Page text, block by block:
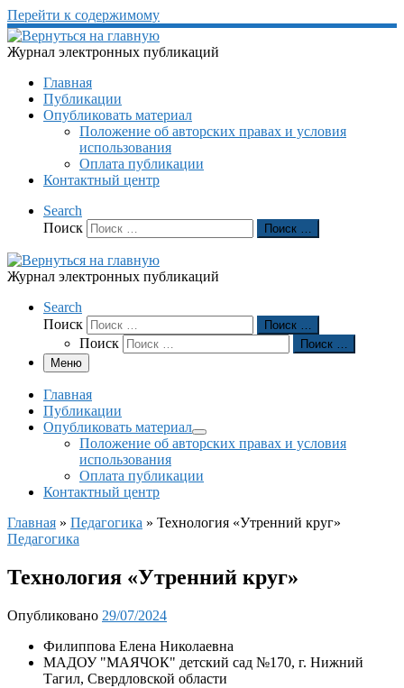
Перейти к содержимому
Журнал электронных публикаций
Главная
Публикации
Опубликовать материал
Положение об авторских правах и условия
использования
Оплата публикации
Контактный центр
Search
Поиск
Поиск …
Журнал электронных публикаций
Search
Поиск
Поиск …
Поиск
Поиск …
Меню
Главная
Публикации
Опубликовать материал
Положение об авторских правах и условия
использования
Оплата публикации
Контактный центр
Главная » Педагогика » Технология «Утренний круг»
Педагогика
Технология «Утренний круг»
Опубликовано 29/07/2024
Филиппова Елена Николаевна
МАДОУ "МАЯЧОК" детский сад №170, г. Нижний
Тагил, Свердловской области